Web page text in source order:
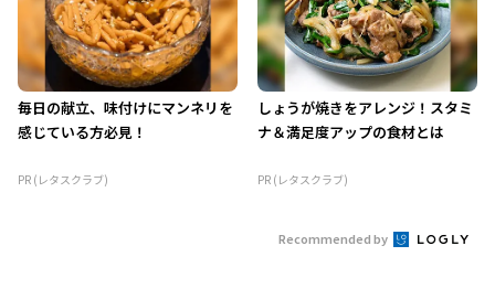
毎日の献立、味付けにマンネリを
感じている方必見！
PR (レタスクラブ)
しょうが焼きをアレンジ！スタミ
ナ＆満足度アップの食材とは
PR (レタスクラブ)
Recommended by